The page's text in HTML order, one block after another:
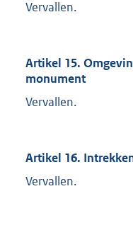
Vervallen.
Artikel 15.
monument
Vervallen.
Artikel 16.
Vervallen.